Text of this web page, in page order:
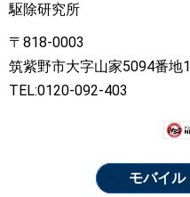
駆除研究所
〒818-0003
筑紫野市大字山家5094番地1
TEL:0120-092-403
モバイル